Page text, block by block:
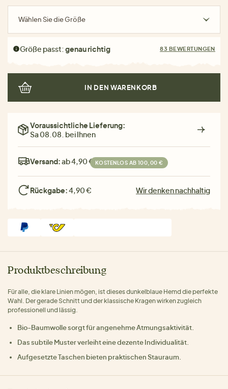
Wählen Sie die Größe
Größe passt:genau richtig 83 BEWERTUNGEN
IN DEN WARENKORB
Voraussichtliche Lieferung:
Sa 08.08. bei Ihnen
Versand:ab 4,90 € KOSTENLOS AB 100,00 €
Rückgabe:4,90 € Wir denken nachhaltig
Produktbeschreibung
Für alle, die klare Linien mögen, ist dieses dunkelblaue Hemd die perfekte
Wahl. Der gerade Schnitt und der klassische Kragen wirken zugleich
professionell und lässig.
Bio-Baumwolle sorgt für angenehme Atmungsaktivität.
Das subtile Muster verleiht eine dezente Individualität.
Aufgesetzte Taschen bieten praktischen Stauraum.